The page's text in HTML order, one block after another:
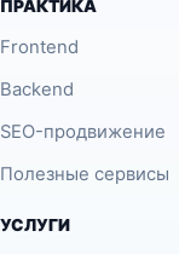
ПРАКТИКА
Frontend
Backend
SEO-продвижение
Полезные сервисы
УСЛУГИ